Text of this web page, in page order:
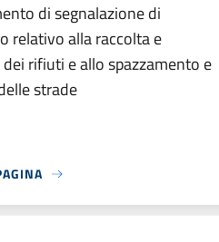
di segnalazione di
relativo alla raccolta e
rifiuti e allo spazzamento e
strade